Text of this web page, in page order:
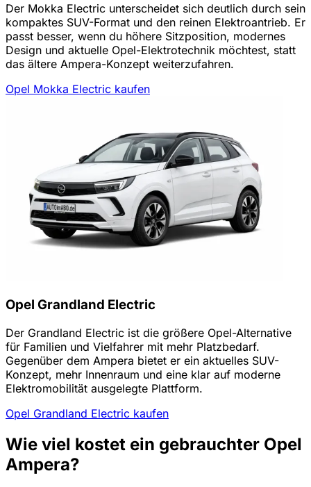
Der Mokka Electric unterscheidet sich deutlich durch sein
kompaktes SUV-Format und den reinen Elektroantrieb. Er
passt besser, wenn du höhere Sitzposition, modernes
Design und aktuelle Opel-Elektrotechnik möchtest, statt
das ältere Ampera-Konzept weiterzufahren.
Opel Mokka Electric kaufen
Opel Grandland Electric
Der Grandland Electric ist die größere Opel-Alternative
für Familien und Vielfahrer mit mehr Platzbedarf.
Gegenüber dem Ampera bietet er ein aktuelles SUV-
Konzept, mehr Innenraum und eine klar auf moderne
Elektromobilität ausgelegte Plattform.
Opel Grandland Electric kaufen
Wie viel kostet ein gebrauchter Opel
Ampera?